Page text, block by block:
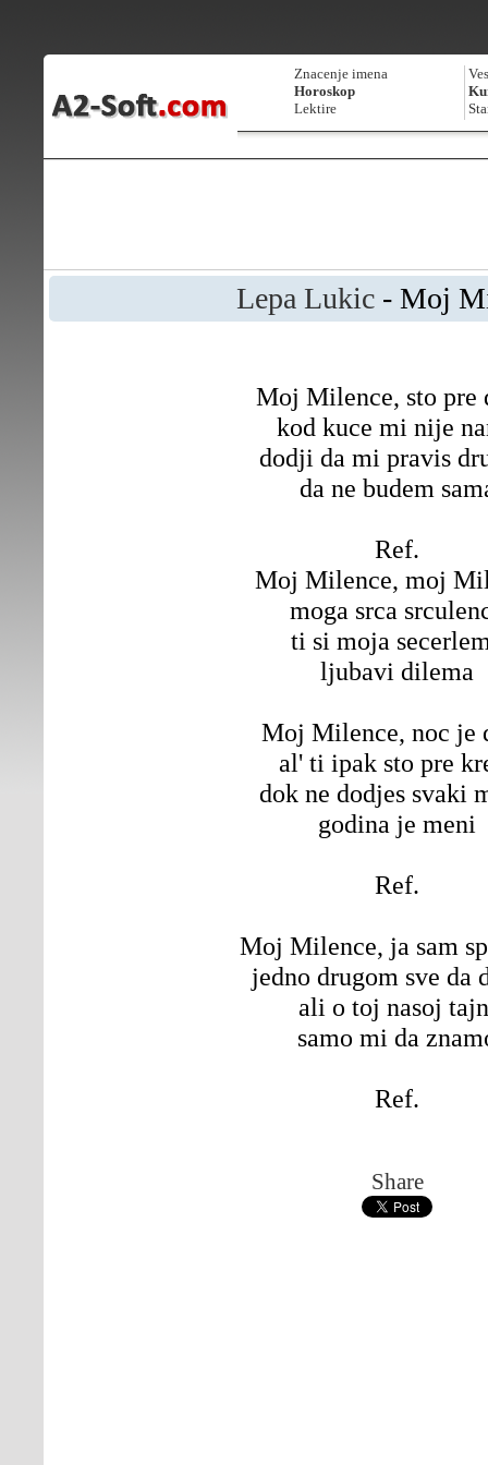
Znacenje imena
Horoskop
Lektire
Lepa Lukic - Moj
Moj Milence, sto pre
kod kuce mi nije
dodji da mi pravis
da ne budem
Ref.
Moj Milence, moj
moga srca
ti si moja
ljubavi dilema
Moj Milence, noc je
al' ti ipak sto pre
dok ne dodjes svaki
godina je meni
Ref.
Moj Milence, ja sam
jedno drugom sve da
ali o toj nasoj
samo mi da
Ref.
Share